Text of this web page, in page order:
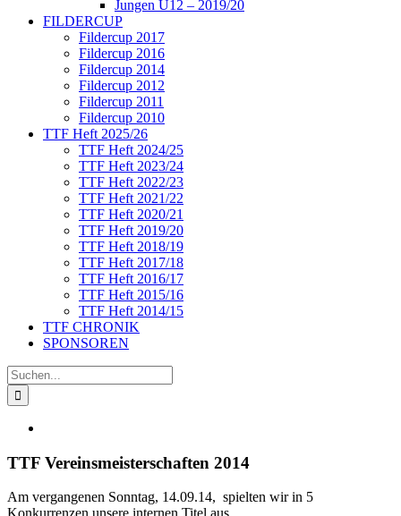
Jungen U12 – 2019/20
FILDERCUP
Fildercup 2017
Fildercup 2016
Fildercup 2014
Fildercup 2012
Fildercup 2011
Fildercup 2010
TTF Heft 2025/26
TTF Heft 2024/25
TTF Heft 2023/24
TTF Heft 2022/23
TTF Heft 2021/22
TTF Heft 2020/21
TTF Heft 2019/20
TTF Heft 2018/19
TTF Heft 2017/18
TTF Heft 2016/17
TTF Heft 2015/16
TTF Heft 2014/15
TTF CHRONIK
SPONSOREN
Suche
nach:
TTF Vereinsmeisterschaften 2014
Am vergangenen Sonntag, 14.09.14, spielten wir in 5